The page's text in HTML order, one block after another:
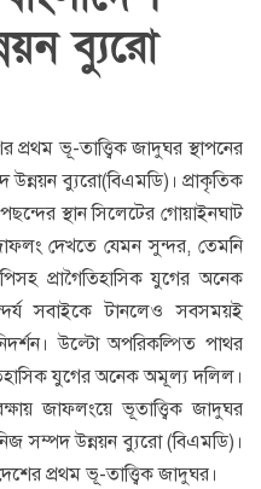
ব্যুরো
ভূ-তাত্ত্বিক জাদুঘর স্থাপনের
উন্নয়ন ব্যুরো(বিএমডি)। প্রাকৃতিক
স্থান সিলেটের গোয়াইনঘাট
দেখতে যেমন সুন্দর, তেমনি
প্রাগৈতিহাসিক যুগের অনেক
সবাইকে টানলেও সবসময়ই
উল্টো অপরিকল্পিত পাথর
যুগের অনেক অমূল্য দলিল।
জাফলংয়ে ভূতাত্ত্বিক জাদুঘর
সম্পদ উন্নয়ন ব্যুরো (বিএমডি)।
প্রথম ভূ-তাত্ত্বিক জাদুঘর।